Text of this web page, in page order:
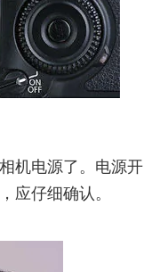
机电源了。电源开
应仔细确认。